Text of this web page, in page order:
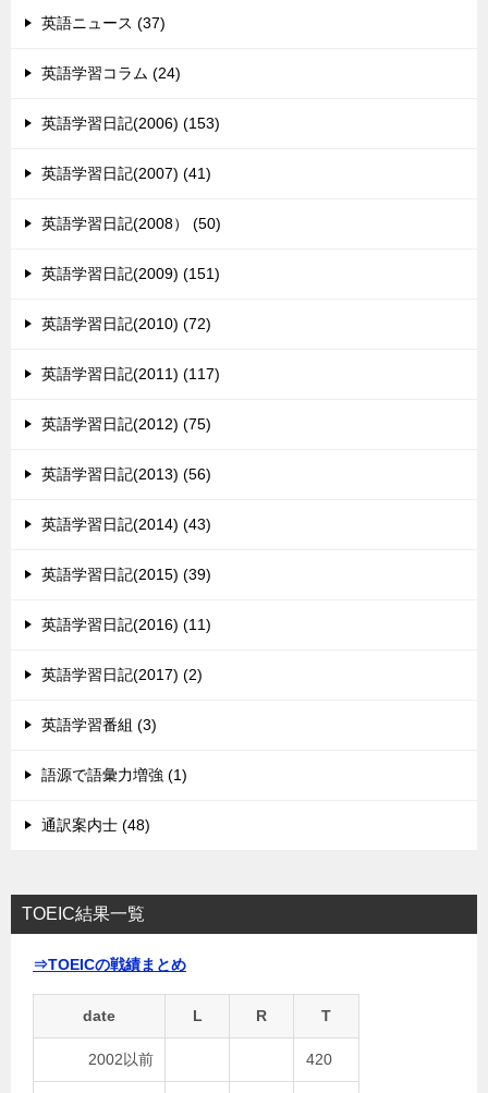
英語ニュース (37)
英語学習コラム (24)
英語学習日記(2006) (153)
英語学習日記(2007) (41)
英語学習日記(2008） (50)
英語学習日記(2009) (151)
英語学習日記(2010) (72)
英語学習日記(2011) (117)
英語学習日記(2012) (75)
英語学習日記(2013) (56)
英語学習日記(2014) (43)
英語学習日記(2015) (39)
英語学習日記(2016) (11)
英語学習日記(2017) (2)
英語学習番組 (3)
語源で語彙力増強 (1)
通訳案内士 (48)
TOEIC結果一覧
⇒TOEICの戦績まとめ
date L R T
2002以前 420